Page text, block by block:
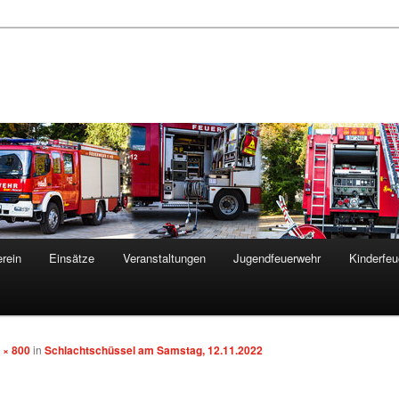
Einsätze Veranstaltungen Jugendfeuerwehr
800in Schlachtschüssel am Samstag, 12.11.2022